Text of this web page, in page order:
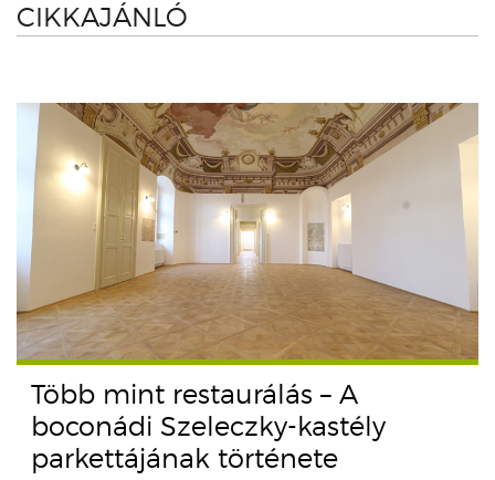
CIKKAJÁNLÓ
Több mint restaurálás – A
boconádi Szeleczky-kastély
parkettájának története